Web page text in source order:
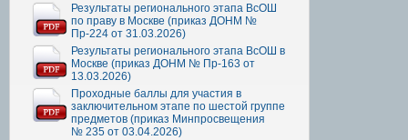
Результаты регионального этапа ВсОШ
по праву в Москве (приказ ДОНМ №
Пр-224 от 31.03.2026)
Результаты регионального этапа ВсОШ в
Москве (приказ ДОНМ № Пр-163 от
13.03.2026)
Проходные баллы для участия в
заключительном этапе по шестой группе
предметов (приказ Минпросвещения
№ 235 от 03.04.2026)